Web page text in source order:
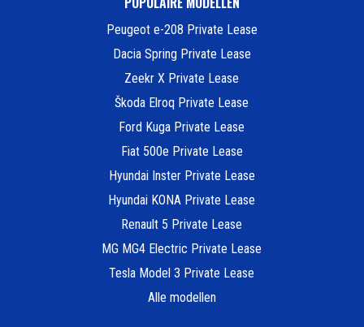
Peugeot e-208 Private Lease
Dacia Spring Private Lease
Zeekr X Private Lease
Škoda Elroq Private Lease
Ford Kuga Private Lease
Fiat 500e Private Lease
Hyundai Inster Private Lease
Hyundai KONA Private Lease
Renault 5 Private Lease
MG MG4 Electric Private Lease
Tesla Model 3 Private Lease
Alle modellen